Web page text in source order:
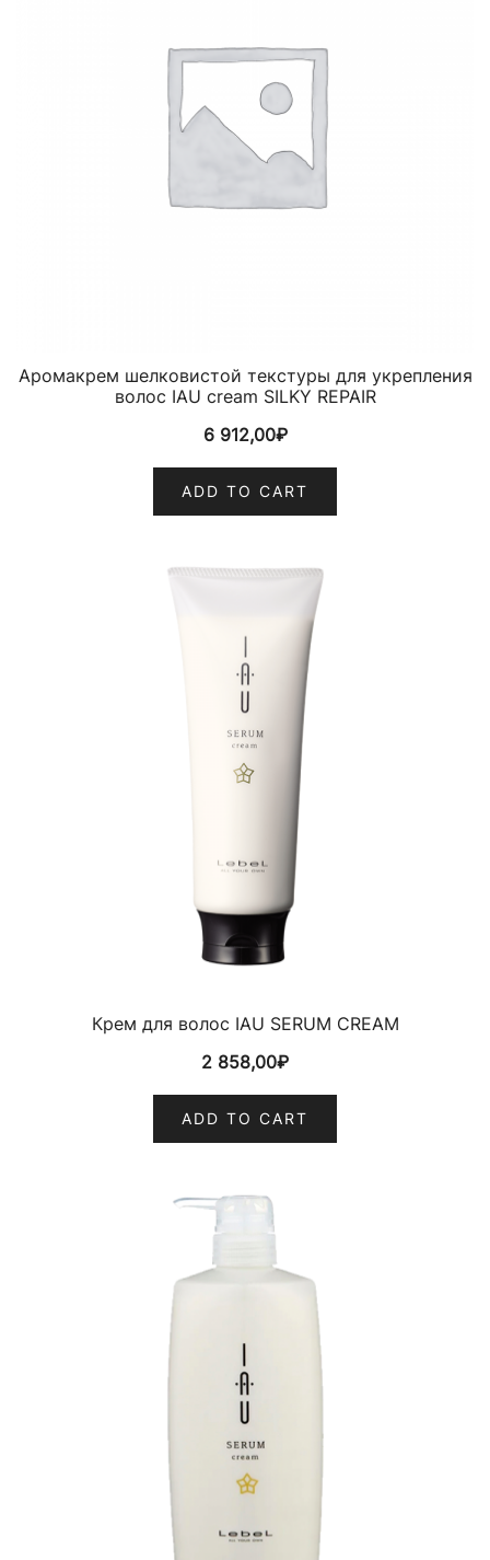
Аромакрем шелковистой текстуры для укрепления
волос IAU cream SILKY REPAIR
6 912,00₽
ADD TO CART
Крем для волос IAU SERUM CREAM
2 858,00₽
ADD TO CART